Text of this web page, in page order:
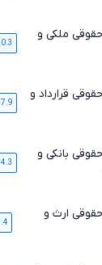
ملکی و
20.3
قرارداد و
37.9
بانکی و
14.3
ارث و
9.4